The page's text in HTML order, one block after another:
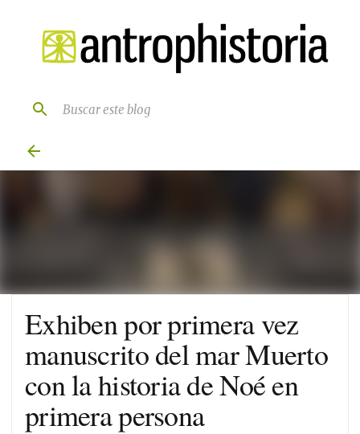
Ir al contenido principal
Exhiben por primera vez
manuscrito del mar Muerto
con la historia de Noé en
primera persona